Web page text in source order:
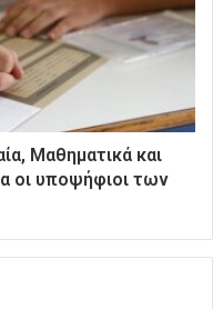
Μαθηματικά και
οι υποψήφιοι των